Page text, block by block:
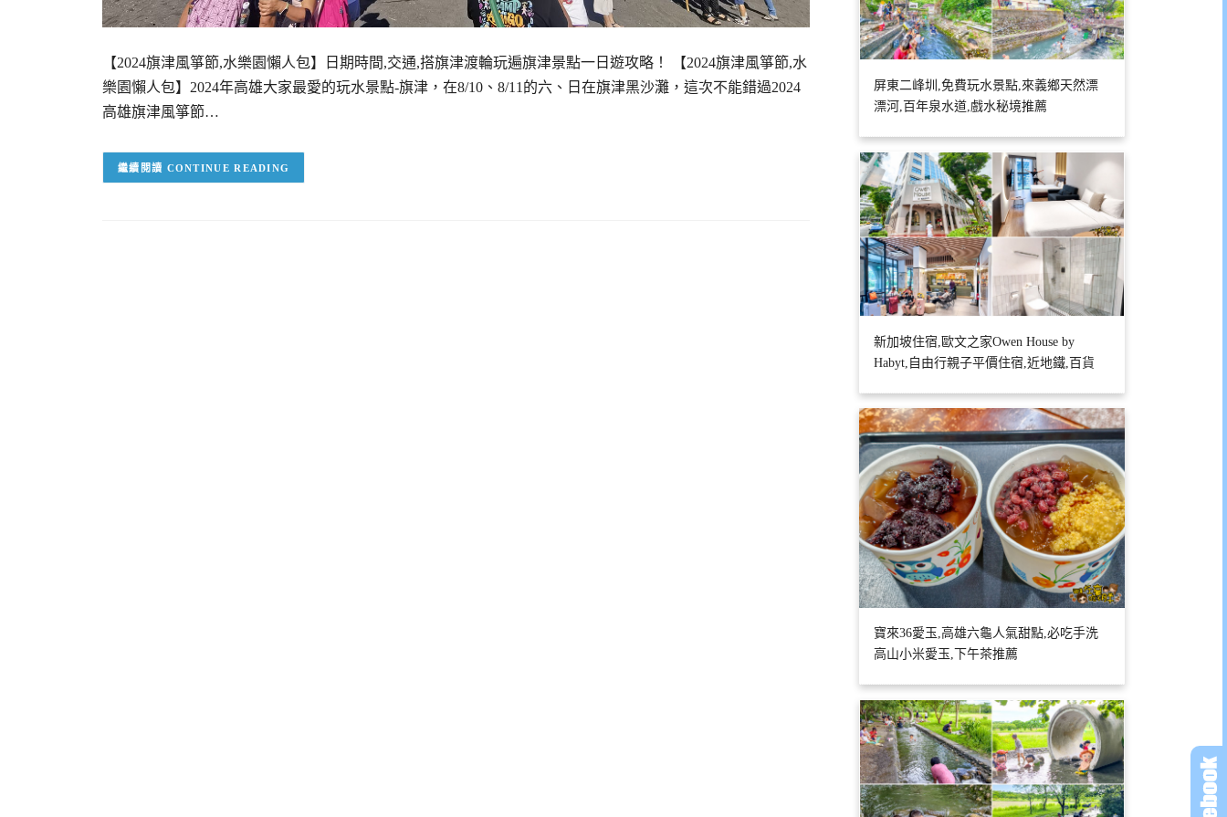
【2024旗津風箏節,水樂園懶人包】日期時間,交通,搭旗津渡輪玩遍旗津景點一日遊攻略！ 【2024旗津風箏節,水
樂園懶人包】2024年高雄大家最愛的玩水景點-旗津，在8/10、8/11的六、日在旗津黑沙灘，這次不能錯過2024
高雄旗津風箏節…
CONTINUE READING
屏東二峰圳,免費玩水景點,來義鄉天然漂
漂河,百年泉水道,戲水秘境推薦
新加坡住宿,歐文之家Owen House by
Habyt,自由行親子平價住宿,近地鐵,百貨
寶來36愛玉,高雄六龜人氣甜點,必吃手洗
高山小米愛玉,下午茶推薦